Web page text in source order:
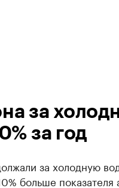
за
за год
за холодную
больше показателя